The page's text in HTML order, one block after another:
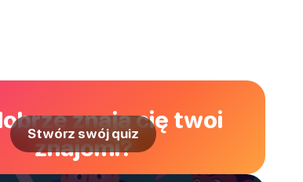
znają cię twoi
znajomi?
Stwórz swój quiz